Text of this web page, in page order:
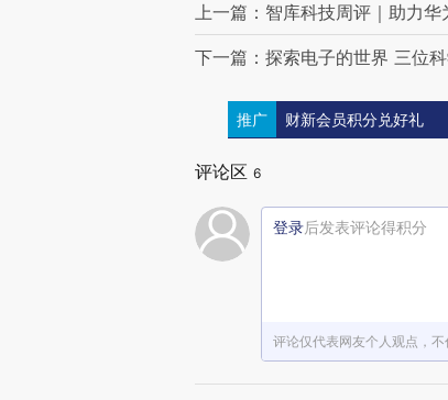
上一篇：智库科技周评｜助力
下一篇：探索电子的世界 三位
推广 财新会员积分兑好礼
评论区 6
登录后发表评论得积分
评论仅代表网友个人观点，